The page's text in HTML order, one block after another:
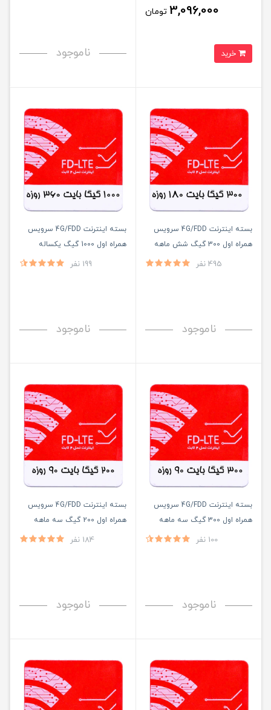
3,096,000 تومان
ناموجود
بسته اینترنت 4G/FDD سرویس
همراه اول 300 گیگ شش ماهه
495 نفر
ناموجود
بسته اینترنت 4G/FDD سرویس
همراه اول 1000 گیگ یکساله
199 نفر
ناموجود
بسته اینترنت 4G/FDD سرویس
همراه اول 300 گیگ سه ماهه
100 نفر
ناموجود
بسته اینترنت 4G/FDD سرویس
همراه اول 200 گیگ سه ماهه
184 نفر
ناموجود